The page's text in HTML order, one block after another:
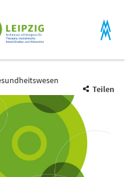
Teilen